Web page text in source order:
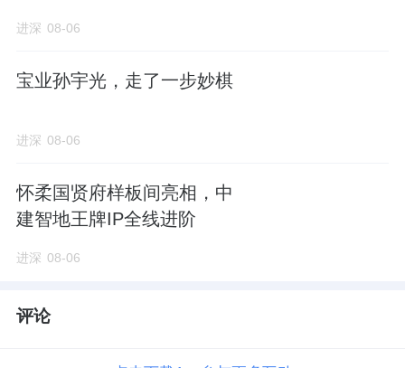
进深 08-06
宝业孙宇光，走了一步妙棋
进深 08-06
怀柔国贤府样板间亮相，中
建智地王牌IP全线进阶
进深 08-06
评论